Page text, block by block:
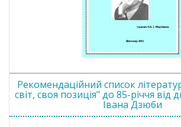
Рекомендаційний список
світ, своя позиція" до 85-річчя від
Івана Дзюби